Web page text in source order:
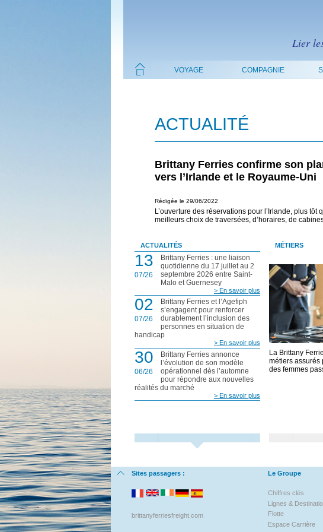
Lier
VOYAGE COMPAGNIE
ACTUALITÉ
Brittany Ferries confirme son
vers l’Irlande et le Royaume-Uni
Rédigée le 29/06/2022
L’ouverture des réservations pour l’Irlande, plus
meilleurs choix de traversées, d’horaires, de
ACTUALITÉS
13
07/26
Brittany Ferries : une liaison
quotidienne du 17 juillet au 2
septembre 2026 entre Saint-
Malo et Guernesey
> En savoir plus
02
07/26
Brittany Ferries et l’Agefiph
s’engagent pour renforcer
durablement l’inclusion des
personnes en situation de
handicap
> En savoir plus
30
06/26
Brittany Ferries annonce
l’évolution de son modèle
opérationnel dès l’automne
pour répondre aux nouvelles
réalités du marché
> En savoir plus
MÉTIERS
La Brittany
métiers assurés
des femmes
Sites passagers :
brittanyferriesfreight.com
Le Groupe
Chiffres clés
Lignes &
Flotte
Espace Carrière